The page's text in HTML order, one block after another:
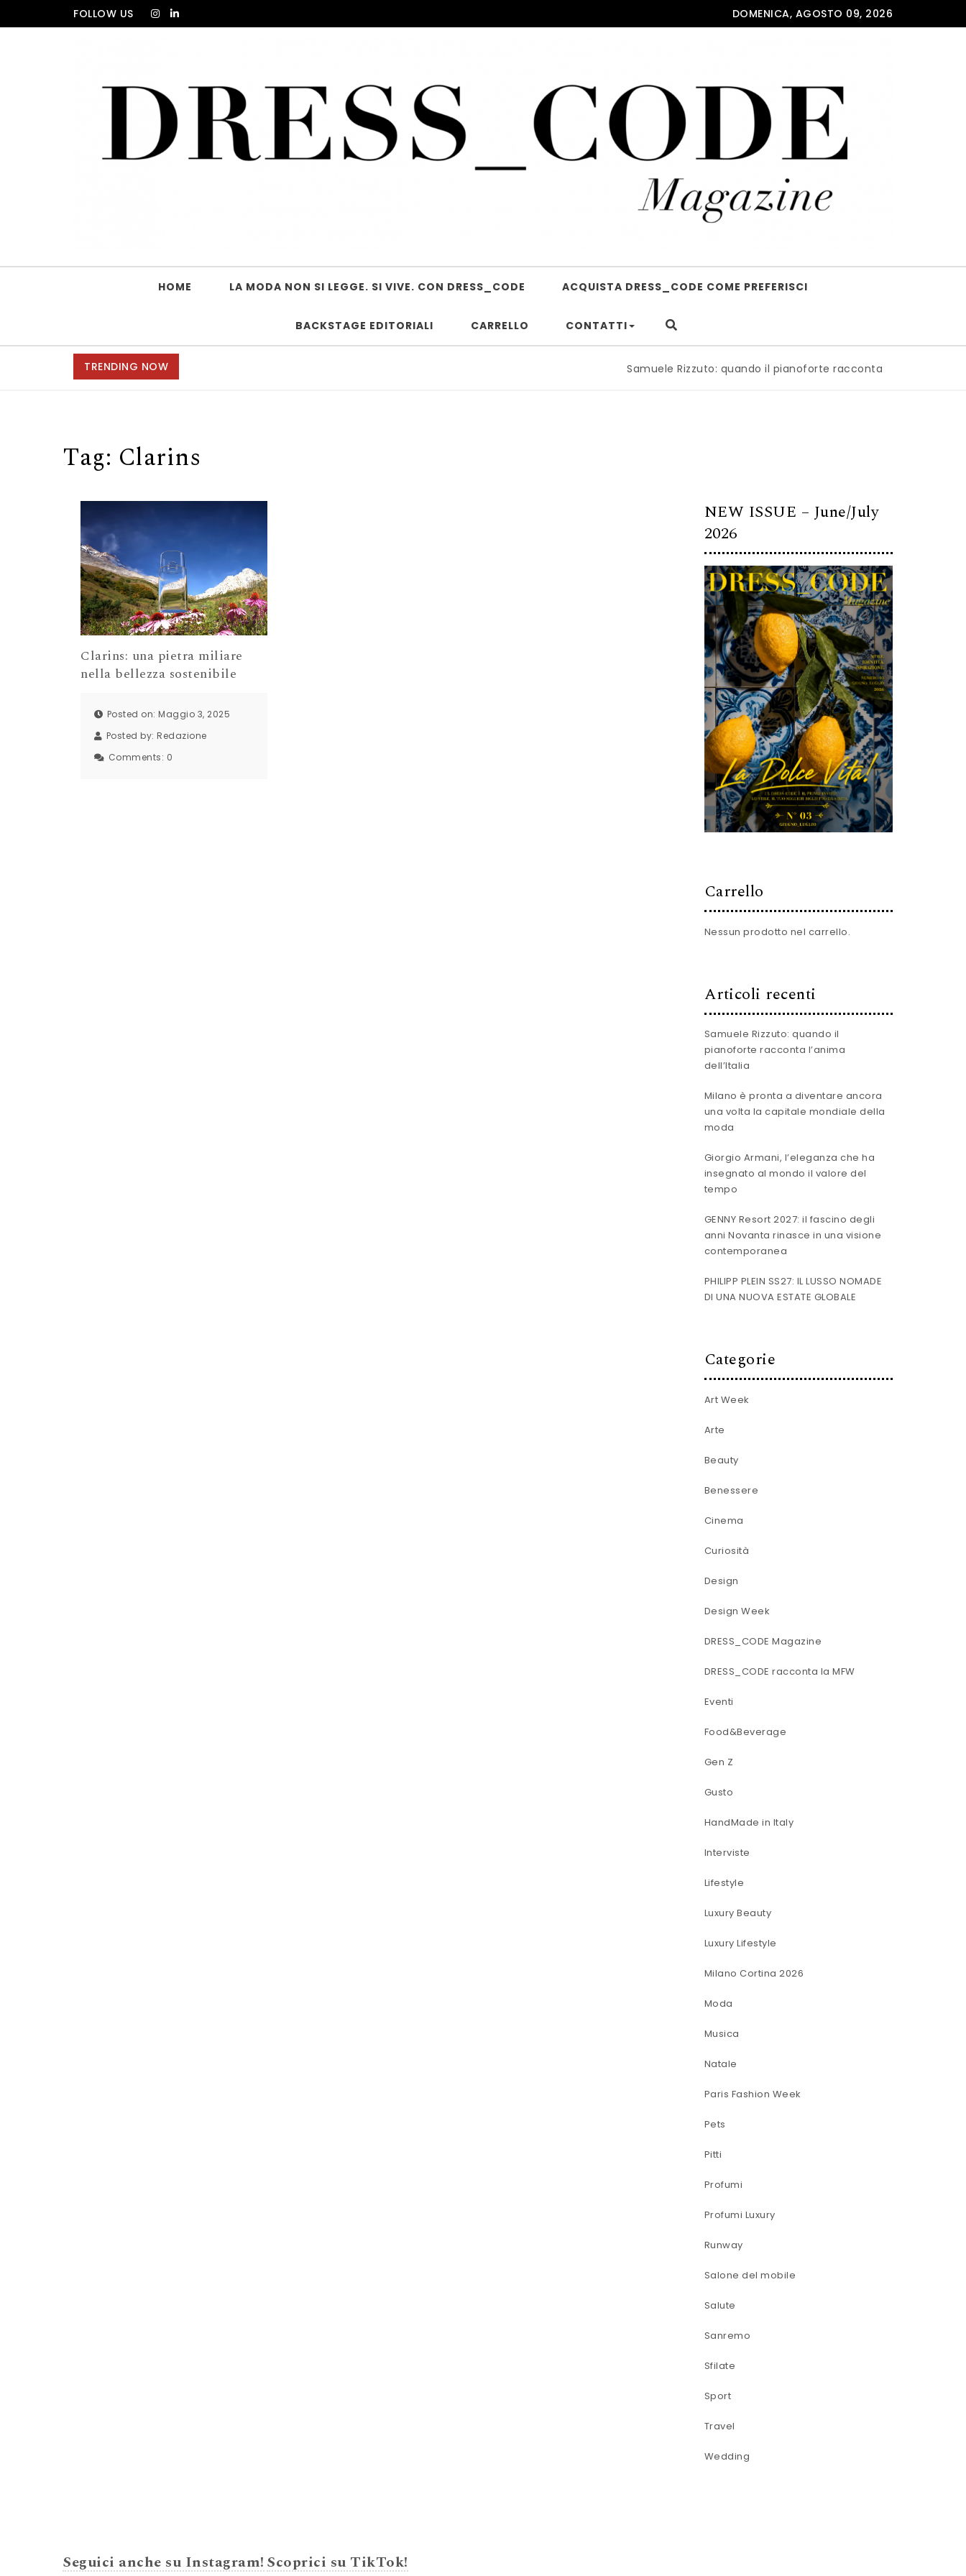
Skip to contentFOLLOW US DOMENICA, AGOSTO 09, 2026
HOME LA MODA NON SI LEGGE. SI VIVE. CON DRESS_CODE ACQUISTA DRESS_CODE COME PREFERISCI
BACKSTAGE EDITORIALI CARRELLO CONTATTI
TRENDING NOW Samuele Rizzuto: quando il pianoforte racconta l’anima dell’Italia
Tag: Clarins
Clarins: una pietra miliare
nella bellezza sostenibile
Posted on: Maggio 3, 2025
Posted by: Redazione
Comments: 0
NEW ISSUE – June/July
2026
Carrello
Nessun prodotto nel carrello.
Articoli recenti
Samuele Rizzuto: quando il
pianoforte racconta l’anima
dell’Italia
Milano è pronta a diventare ancora
una volta la capitale mondiale della
moda
Giorgio Armani, l’eleganza che ha
insegnato al mondo il valore del
tempo
GENNY Resort 2027: il fascino degli
anni Novanta rinasce in una visione
contemporanea
PHILIPP PLEIN SS27: IL LUSSO NOMADE
DI UNA NUOVA ESTATE GLOBALE
Categorie
Art Week
Arte
Beauty
Benessere
Cinema
Curiosità
Design
Design Week
DRESS_CODE Magazine
DRESS_CODE racconta la MFW
Eventi
Food&Beverage
Gen Z
Gusto
HandMade in Italy
Interviste
Lifestyle
Luxury Beauty
Luxury Lifestyle
Milano Cortina 2026
Moda
Musica
Natale
Paris Fashion Week
Pets
Pitti
Profumi
Profumi Luxury
Runway
Salone del mobile
Salute
Sanremo
Sfilate
Sport
Travel
Wedding
Seguici anche su Instagram! Scoprici su TikTok!